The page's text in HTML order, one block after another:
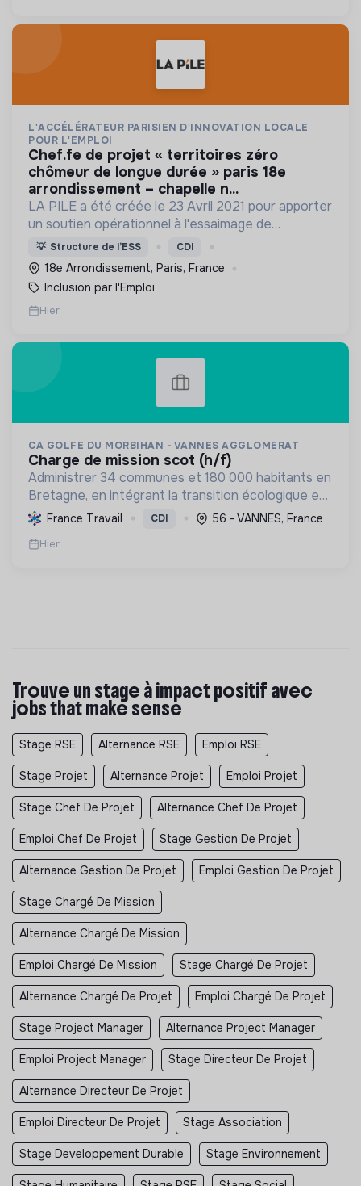
L'ACCÉLÉRATEUR PARISIEN D'INNOVATION LOCALE
POUR L'EMPLOI
chef.fe de projet « territoires zéro
chômeur de longue durée » paris 18e
arrondissement – chapelle n...
LA PILE a été créée le 23 Avril 2021 pour apporter
un soutien opérationnel à l'essaimage de
l’expérimentation "Territoires Zéro Chômeur de
Longue Durée" à Paris
💡 Structure de l’ESS CDI
18e Arrondissement, Paris, France
Inclusion par l'Emploi
Hier
CA GOLFE DU MORBIHAN - VANNES AGGLOMERAT
charge de mission scot (h/f)
Administrer 34 communes et 180 000 habitants en
Bretagne, en intégrant la transition écologique et
sociale par une planification résiliente, des achats
durables et le soutien à l'économie verte.
France Travail CDI 56 - VANNES, France
Hier
Trouve un stage à impact positif avec
jobs that make sense
Stage RSE Alternance RSE Emploi RSE
Stage Projet Alternance Projet Emploi Projet
Stage Chef De Projet Alternance Chef De Projet
Emploi Chef De Projet Stage Gestion De Projet
Alternance Gestion De Projet Emploi Gestion De Projet
Stage Chargé De Mission
Alternance Chargé De Mission
Emploi Chargé De Mission Stage Chargé De Projet
Alternance Chargé De Projet Emploi Chargé De Projet
Stage Project Manager Alternance Project Manager
Emploi Project Manager Stage Directeur De Projet
Alternance Directeur De Projet
Emploi Directeur De Projet Stage Association
Stage Developpement Durable Stage Environnement